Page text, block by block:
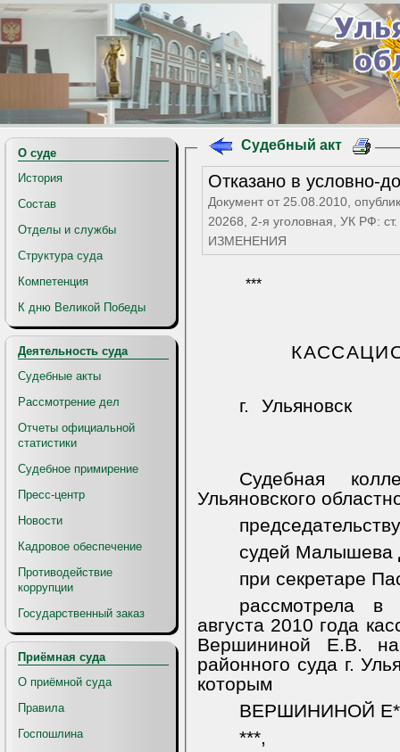
О суде
История
Состав
Отделы и службы
Структура суда
Компетенция
К дню Великой Победы
Деятельность суда
Судебные акты
Рассмотрение дел
Отчеты официальной
статистики
Судебное примирение
Пресс-центр
Новости
Кадровое обеспечение
Противодействие
коррупции
Государственный заказ
Приёмная суда
О приёмной суда
Правила
Госпошлина
Судебный акт
Отказано в условно-
Документ от 25.08.2010,
20268, 2-я уголовная, УК РФ:
ИЗМЕНЕНИЯ
***
г. Ульяновск
Судебная
Ульяновского
судей
при секретаре
рассмотрела
августа 2010 года
Вершининой Е.В. на
районного суда г.
которым
ВЕРШИНИНОЙ
***,